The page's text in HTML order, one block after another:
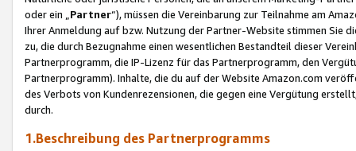
oder ein „Partner“), müssen die Vereinbarung zur Teilnahme am
Ihrer Anmeldung auf bzw. Nutzung der Partner-Website stimmen Sie
zu, die durch Bezugnahme einen wesentlichen Bestandteil dieser
Partnerprogramm, die IP-Lizenz für das Partnerprogramm, den
Partnerprogramm). Inhalte, die du auf der Website Amazon.com
des Verbots von Kundenrezensionen, die gegen eine Vergütung
durch.
1.Beschreibung des Partnerprogramms